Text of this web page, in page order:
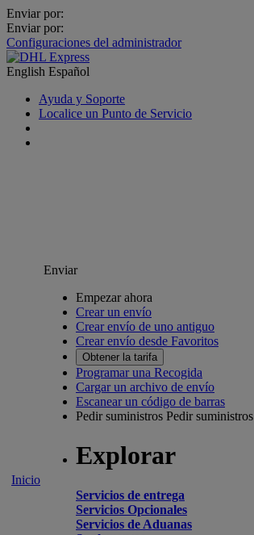
Enviar por:
Enviar por:
Configuraciones del administrador
English Español
Ayuda y Soporte
Localice un Punto de Servicio
Inicio
Enviar
Empezar ahora
Crear un envío
Crear envío de uno antiguo
Crear envío desde Favoritos
Obtener la tarifa
Programar una Recogida
Cargar un archivo de envío
Escanear un código de barras
Pedir suministros Pedir suministros
Explorar
Servicios de entrega
Servicios Opcionales
Servicios de Aduanas